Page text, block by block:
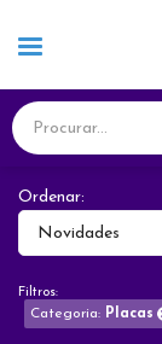
Ordenar:
Novidades
Filtros:
Categoria: Placas